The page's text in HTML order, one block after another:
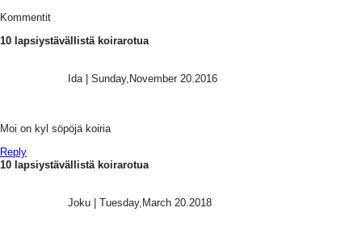
Kommentit
10 lapsiystävällistä koirarotua
Ida| Sunday,November 20.2016
Moi on kyl söpöjä koiria
Reply
10 lapsiystävällistä koirarotua
Joku Tuesday,March 20.2018